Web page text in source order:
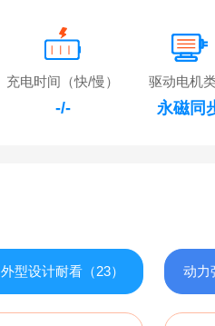
充电时间（快/慢）
-/-
驱动电机
永磁同
外型设计耐看（23） 动力